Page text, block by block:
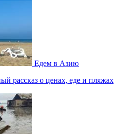
Едем в Азию
рассказ о ценах, еде и пляжах